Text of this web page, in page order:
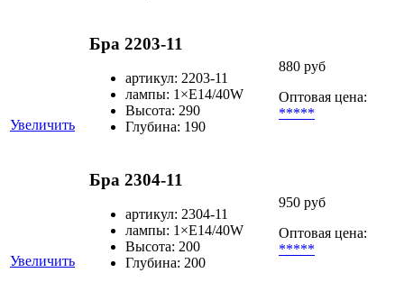
Увеличить
Бра 2203-11
артикул: 2203-11
лампы: 1×Е14/40W
Высота: 290
Глубина: 190
880 руб
Оптовая цена:
*****
Увеличить
Бра 2304-11
артикул: 2304-11
лампы: 1×Е14/40W
Высота: 200
Глубина: 200
950 руб
Оптовая цена:
*****